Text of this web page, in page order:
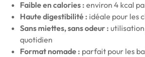
Faible en calories : environ 4 kcal
Haute digestibilité : idéale pour les
Sans miettes, sans odeur :
quotidien
Format nomade : parfait pour les